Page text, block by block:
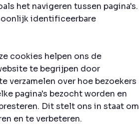
het navigeren tussen pagina's.
identificeerbare
cookies helpen ons de
te begrijpen door
verzamelen over hoe bezoekers
pagina's bezocht worden en
Dit stelt ons in staat om
en te verbeteren.